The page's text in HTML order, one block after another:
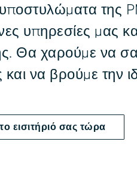
της
υπηρεσίες μας
Θα χαρούμε να
να βρούμε την
εισιτήριό σας τώρα